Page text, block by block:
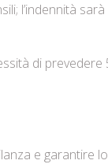
l’indennità
di
e garantire